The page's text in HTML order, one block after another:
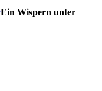
Ein Wispern unter